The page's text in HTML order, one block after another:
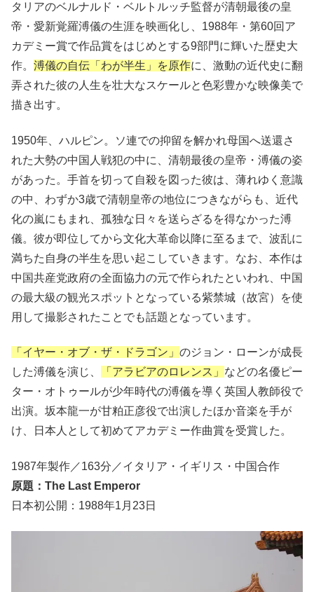
タリアのベルナルド・ベルトルッチ監督が清朝最後の皇
帝・愛新覚羅溥儀の生涯を映画化し、1988年・第60回ア
カデミー賞で作品賞をはじめとする9部門に輝いた歴史大
作。 溥儀の自伝「わが半生」を原作に、激動の近代史に翻
弄された彼の人生を壮大なスケールと色彩豊かな映像美で
描き出す。
1950年、ハルピン。ソ連での抑留を解かれ母国へ送還さ
れた大勢の中国人戦犯の中に、清朝最後の皇帝・溥儀の姿
があった。手首を切って自殺を図った彼は、薄れゆく意識
の中、わずか3歳で清朝皇帝の地位につきながらも、近代
化の嵐にもまれ、孤独な日々を送らざるを得なかった溥
儀。彼が即位してから文化大革命以降に至るまで、波乱に
満ちた自身の半生を思い起こしていきます。なお、本作は
中国共産党政府の全面協力の元で作られたといわれ、中国
の最大級の観光スポットとなっている紫禁城（故宮）を使
用して撮影されたことでも話題となっています。
「イヤー・オブ・ザ・ドラゴン」 のジョン・ローンが成長
した溥儀を演じ、
「アラビアのロレンス」 などの名優ピー
ター・オトゥールが少年時代の溥儀を導く英国人教師役で
出演。坂本龍一が甘粕正彦役で出演したほか音楽を手が
け、日本人として初めてアカデミー作曲賞を受賞した。
1987年製作／163分／イタリア・イギリス・中国合作
原題：The Last Emperor
日本初公開：1988年1月23日